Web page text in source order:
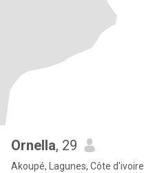
Ornella, 29
Akoupé, Lagunes, Côte d'ivoire